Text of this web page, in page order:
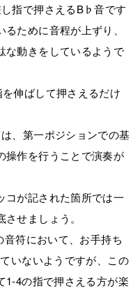
指で押さえるB♭音です
ために音程が上ずり、
な動きをしているようで
伸ばして押さえるだけ
、第一ポジションでの基
操作を行うことで演奏が
コが記された箇所では一
せましょう。
符において、お手持ち
いないようですが、この
1-4の指で押さえる方が楽